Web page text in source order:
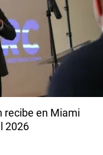
recibe en Miami
2026